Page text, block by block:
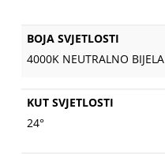
BOJA SVJETLOSTI
4000K NEUTRALNO BIJELA
KUT SVJETLOSTI
24°